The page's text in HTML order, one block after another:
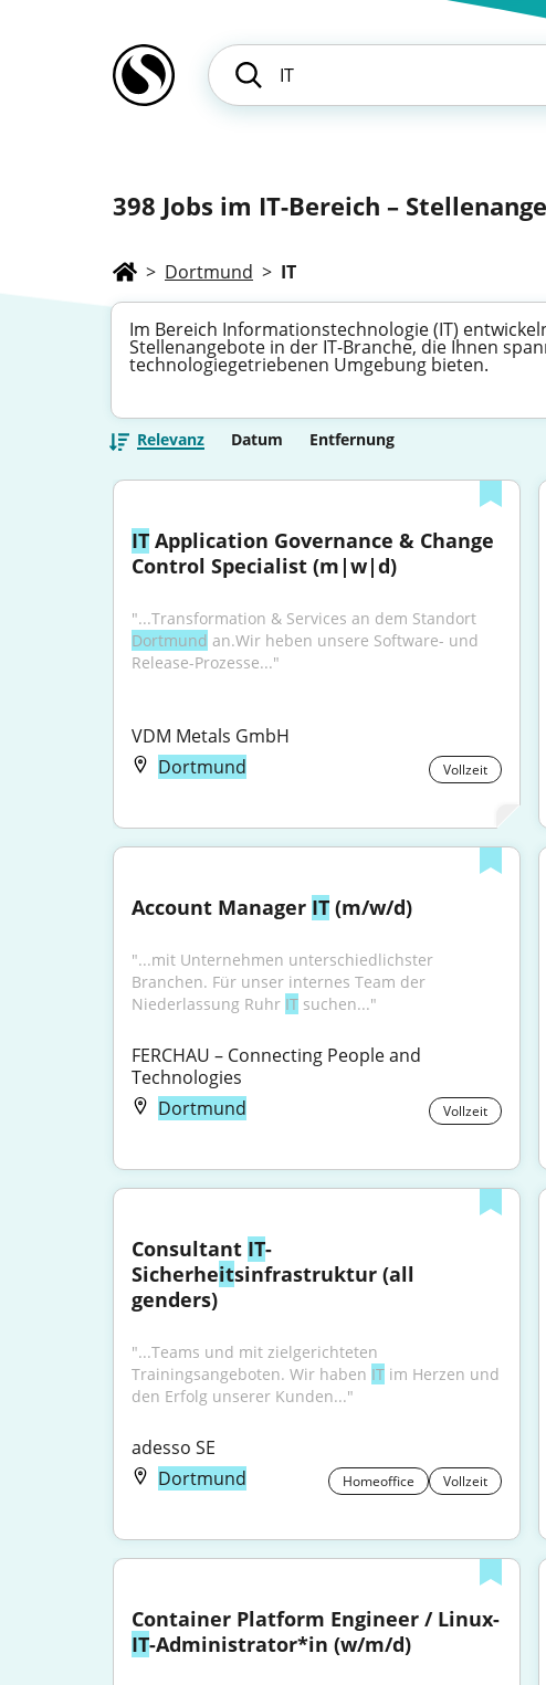
398 Jobs im IT-Bereich –
> Dortmund > IT
Im Bereich Informationstechnologie (IT)
Stellenangebote in der IT-Branche, die Ihnen
technologiegetriebenen Umgebung bieten.
Relevanz Datum Entfernung
IT Application Governance & Change
Control Specialist (m|w|d)
Dortmund an.Wir heben unsere Software- und
Release-Prozesse..."
VDM Metals GmbH
Dortmund
Vollzeit
Account Manager IT (m/w/d)
"...mit Unternehmen unterschiedlichster
Branchen. Für unser internes Team der
Niederlassung Ruhr IT suchen..."
FERCHAU – Connecting People and
Technologies
Dortmund
Vollzeit
Consultant IT-
Sicherheitsinfrastruktur (all
genders)
"...Teams und mit zielgerichteten
Trainingsangeboten. Wir haben IT im Herzen und
den Erfolg unserer Kunden..."
adesso SE
Dortmund
Homeoffice Vollzeit
Container Platform Engineer / Linux-
IT-Administrator*in (w/m/d)